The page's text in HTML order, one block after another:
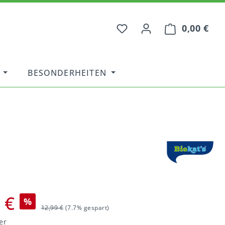
0,00 €
BESONDERHEITEN
€ %
12,99 € (7.7% gespart)